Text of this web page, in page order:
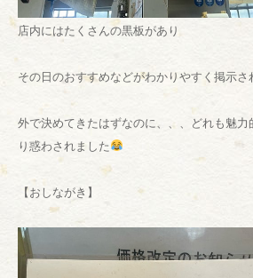
店内にはたくさんの黒板があり
その日のおすすめなどがわかりやすく掲示さ
外で決めてきたはずなのに、、、どれも魅力
り惑わされました
【おしながき】